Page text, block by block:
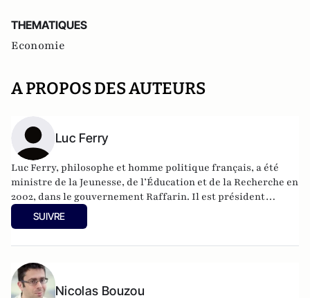
THEMATIQUES
Economie
A PROPOS DES AUTEURS
Luc Ferry
Luc Ferry, philosophe et homme politique français, a été
ministre de la Jeunesse, de l’Éducation et de la Recherche en
2002, dans le gouvernement Raffarin. Il est président
délégué du conseil d'analyse de la société depuis 2004.
SUIVRE
Nicolas Bouzou